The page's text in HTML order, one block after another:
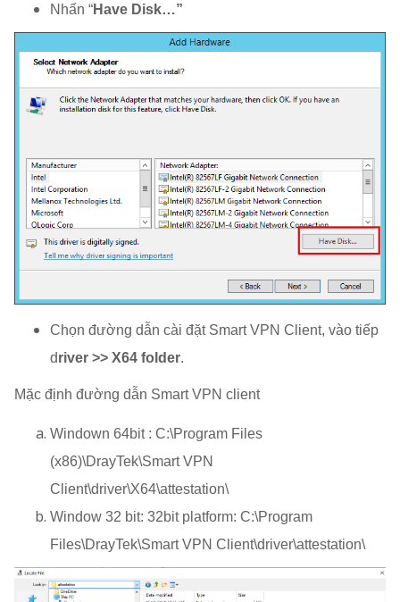
Nhấn “Have Disk…”
Chọn đường dẫn cài đặt Smart VPN Client, vào tiếp
driver >> X64 folder.
Mặc định đường dẫn Smart VPN client
Windown 64bit : C:\Program Files
(x86)\DrayTek\Smart VPN
Client\driver\X64\attestation\
Window 32 bit: 32bit platform: C:\Program
Files\DrayTek\Smart VPN Client\driver\attestation\